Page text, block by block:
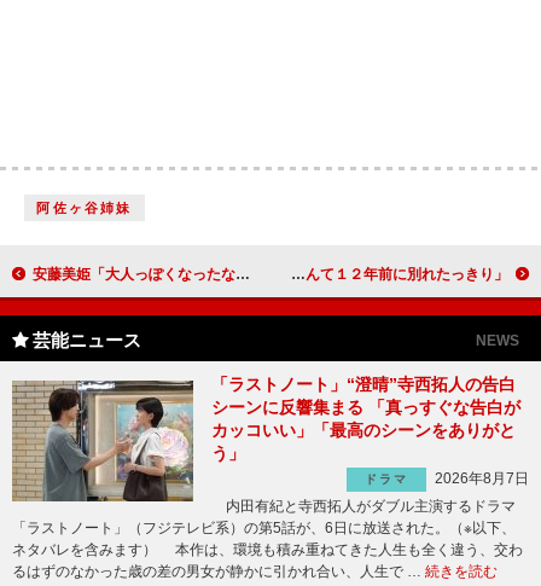
阿佐ヶ谷姉妹
安藤美姫「大人っぽくなったなと思っていただけたら」 アイスショー制作発表会見で意気込みを マツコ、早乙女＆西山を祝福 「私なんて１２年前に別れたっきり」
芸能ニュース NEWS
「ラストノート」“澄晴”寺西拓人の告白
シーンに反響集まる 「真っすぐな告白が
カッコいい」「最高のシーンをありがと
う」
ドラマ
2026年8月7日
内田有紀と寺西拓人がダブル主演するドラマ
「ラストノート」（フジテレビ系）の第5話が、6日に放送された。（※以下、
ネタバレを含みます） 本作は、環境も積み重ねてきた人生も全く違う、交わ
るはずのなかった歳の差の男女が静かに引かれ合い、人生で … 続きを読む